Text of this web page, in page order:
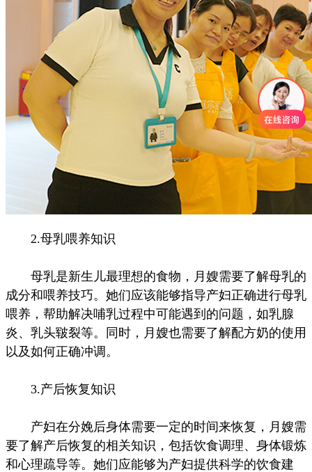
2.母乳喂养知识
母乳是新生儿最理想的食物，月嫂需要了解母乳的
成分和喂养技巧。她们应该能够指导产妇正确进行母乳
喂养，帮助解决哺乳过程中可能遇到的问题，如乳腺
炎、乳头皲裂等。同时，月嫂也需要了解配方奶的使用
以及如何正确冲调。
3.产后恢复知识
产妇在分娩后身体需要一定的时间来恢复，月嫂需
要了解产后恢复的相关知识，包括饮食调理、身体锻炼
和心理疏导等。她们应能够为产妇提供科学的饮食建